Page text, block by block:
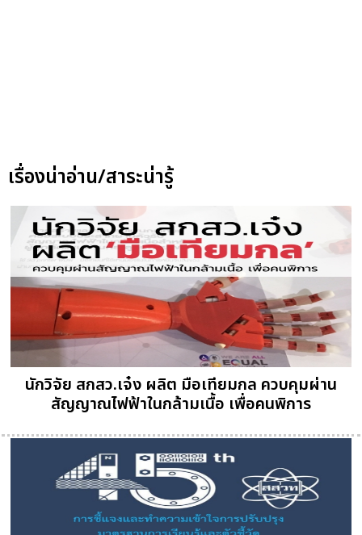
เรื่องน่าอ่าน/สาระน่ารู้
นักวิจัย สกสว.เจ๋ง ผลิต มือเทียมกล ควบคุมผ่าน
สัญญาณไฟฟ้าในกล้ามเนื้อ เพื่อคนพิการ